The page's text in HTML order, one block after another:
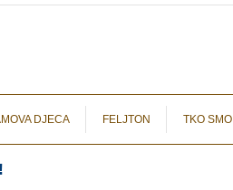
DJECA FELJTON TKO SMO